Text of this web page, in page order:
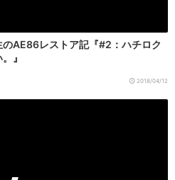
AE86レストア記『#2：ハチロク
』
2018/04/12